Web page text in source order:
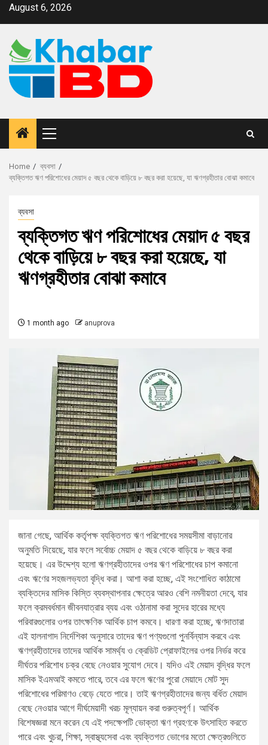
August 6, 2026
Home
ব্যবসা
ব্যক্তিগত ঋণ পরিশোধের মেয়াদ ৫ বছর থেকে বাড়িয়ে ৮ বছর করা হয়েছে, যা ঋণগ্রহীতার বোঝা কমাবে
ব্যবসা
ব্যক্তিগত ঋণ পরিশোধের মেয়াদ ৫ বছর
থেকে বাড়িয়ে ৮ বছর করা হয়েছে, যা
ঋণগ্রহীতার বোঝা কমাবে
1 month ago anuprova
জানা গেছে, আর্থিক কর্তৃপক্ষ ব্যক্তিগত ঋণ পরিশোধের সময়সীমা বাড়ানোর
অনুমতি দিয়েছে, যার ফলে সর্বোচ্চ মেয়াদ ৫ বছর থেকে বাড়িয়ে ৮ বছর করা
হয়েছে। এর উদ্দেশ্য হলো ঋণগ্রহীতাদের ওপর ঋণ পরিশোধের চাপ কমানো
এবং ঋণের সহজলভ্যতা বৃদ্ধি করা। আশা করা হচ্ছে, এই সংশোধিত কাঠামো
ব্যক্তিদের মাসিক কিস্তি ব্যবস্থাপনার ক্ষেত্রে আরও বেশি নমনীয়তা দেবে, যার
ফলে ক্রমবর্ধমান জীবনযাত্রার ব্যয় এবং ওঠানামা করা সুদের হারের মধ্যে
পরিবারগুলোর ওপর তাৎক্ষণিক আর্থিক চাপ কমবে। ধারণা করা হচ্ছে, ঋণদাতারা
এই হালনাগাদ নির্দেশিকা অনুসারে তাদের ঋণ পণ্যগুলো পুনর্বিন্যাস করবে এবং
ঋণগ্রহীতাদের তাদের আর্থিক সামর্থ্য ও ক্রেডিট প্রোফাইলের ওপর নির্ভর করে
দীর্ঘতর পরিশোধ চক্র বেছে নেওয়ার সুযোগ দেবে। যদিও এই মেয়াদ বৃদ্ধির ফলে
মাসিক ইএমআই কমতে পারে, তবে এর ফলে ঋণের পুরো মেয়াদে মোট সুদ
পরিশোধের পরিমাণও বেড়ে যেতে পারে। তাই ঋণগ্রহীতাদের জন্য বর্ধিত মেয়াদ
বেছে নেওয়ার আগে দীর্ঘমেয়াদী খরচ মূল্যায়ন করা গুরুত্বপূর্ণ। আর্থিক
বিশেষজ্ঞরা মনে করেন যে এই পদক্ষেপটি ভোক্তা ঋণ গ্রহণকে উৎসাহিত করতে
পারে এবং খুচরা, শিক্ষা, স্বাস্থ্যসেবা এবং ব্যক্তিগত ভোগের মতো ক্ষেত্রগুলিতে